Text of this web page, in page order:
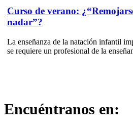
Curso de verano:
nadar”?
La enseñanza de la natación infantil
se requiere un profesional de la
Encuéntranos en: